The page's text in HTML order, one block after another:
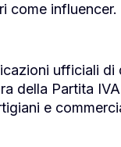
come influencer.
ufficiali di
della Partita
e